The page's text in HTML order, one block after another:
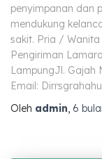
penyimpanan dan
mendukung
sakit. Pria /
Pengiriman
LampungJl. Gajah
Email:
Oleh admin, 6